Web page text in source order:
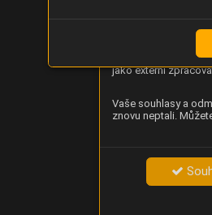
Analýza chování
stránek a
zlepšovat obsah a
jako externí
Vaše souhlasy a
znovu neptali.